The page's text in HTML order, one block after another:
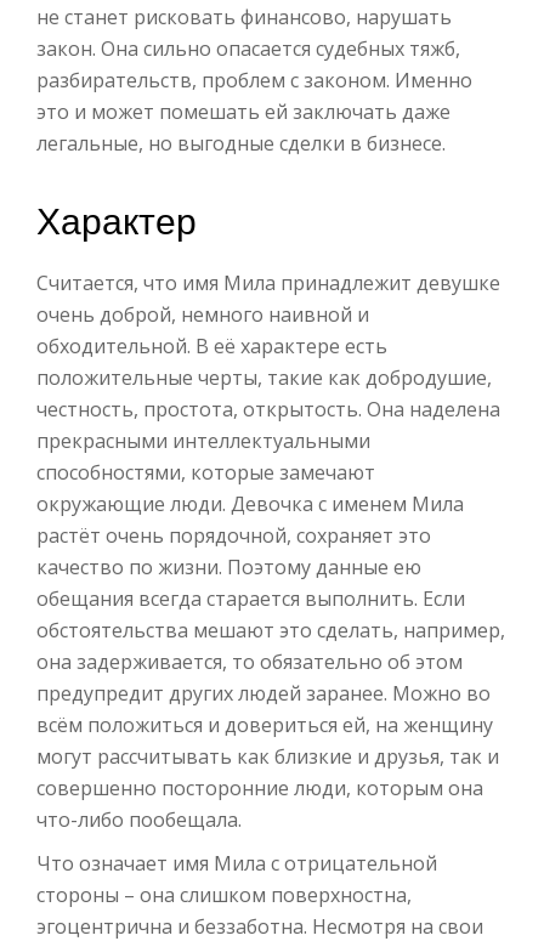
не станет рисковать финансово, нарушать
закон. Она сильно опасается судебных тяжб,
разбирательств, проблем с законом. Именно
это и может помешать ей заключать даже
легальные, но выгодные сделки в бизнесе.
Характер
Считается, что имя Мила принадлежит девушке
очень доброй, немного наивной и
обходительной. В её характере есть
положительные черты, такие как добродушие,
честность, простота, открытость. Она наделена
прекрасными интеллектуальными
способностями, которые замечают
окружающие люди. Девочка с именем Мила
растёт очень порядочной, сохраняет это
качество по жизни. Поэтому данные ею
обещания всегда старается выполнить. Если
обстоятельства мешают это сделать, например,
она задерживается, то обязательно об этом
предупредит других людей заранее. Можно во
всём положиться и довериться ей, на женщину
могут рассчитывать как близкие и друзья, так и
совершенно посторонние люди, которым она
что-либо пообещала.
Что означает имя Мила с отрицательной
стороны – она слишком поверхностна,
эгоцентрична и беззаботна. Несмотря на свои